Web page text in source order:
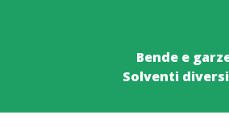
Bende e
Solventi